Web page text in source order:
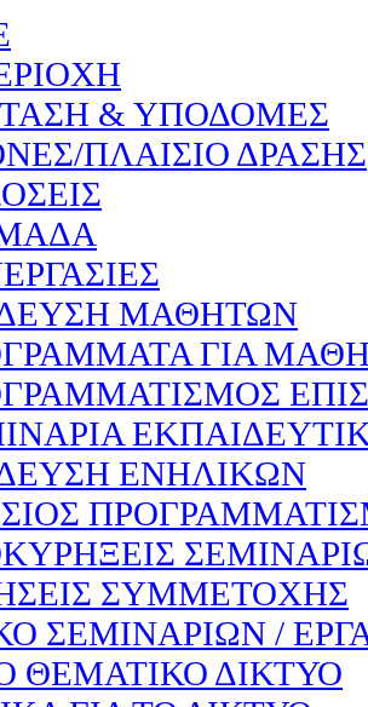
& ΥΠΟΔΟΜΕΣ
ΠΛΑΙΣΙΟ ΔΡΑΣΗΣ
ΜΑΘΗΤΩΝ
ΓΙΑ
ΕΝΗΛΙΚΩΝ
ΣΥΜΜΕΤΟΧΗΣ
ΣΕΜΙΝΑΡΙΩΝ /
ΘΕΜΑΤΙΚΟ ΔΙΚΤΥΟ